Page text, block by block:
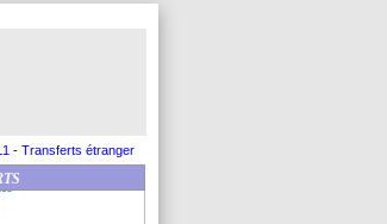
- Transferts étranger